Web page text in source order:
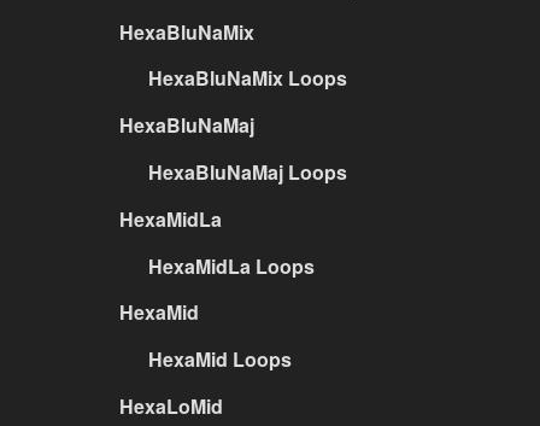
HexaBluNaMix
HexaBluNaMix Loops
HexaBluNaMaj
HexaBluNaMaj Loops
HexaMidLa
HexaMidLa Loops
HexaMid
HexaMid Loops
HexaLoMid